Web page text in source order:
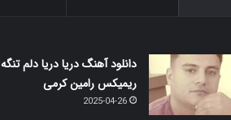
دانلود آهنگ دریا دریا دلم تنگه
ریمیکس رامین کرمی
2025-04-26